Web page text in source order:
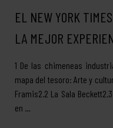
EL NEW YORK
LA MEJOR
1 De las chimeneas
mapa del tesoro: Arte y
Framis2.2 La Sala
en …